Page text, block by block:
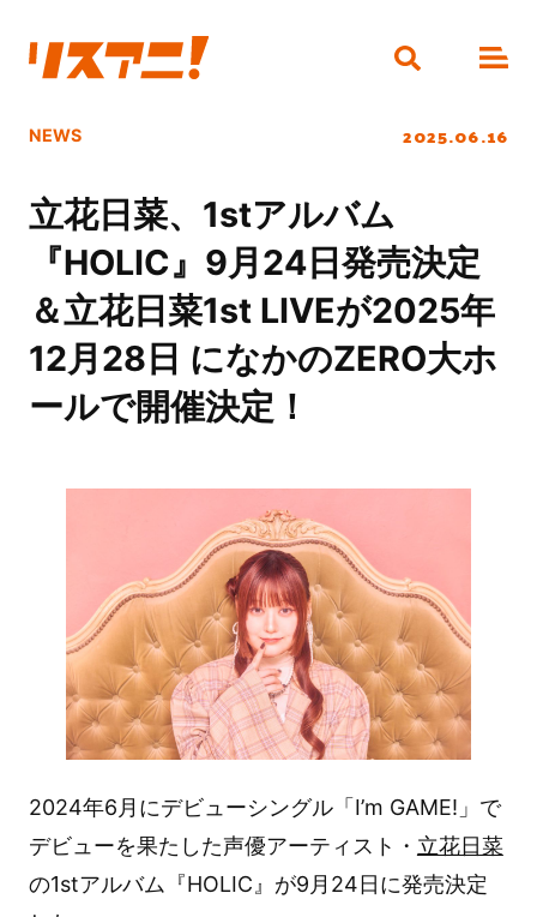
NEWS 2025.06.16
立花日菜、1stアルバム
『HOLIC』9月24日発売決定
＆立花日菜1st LIVEが2025年
12月28日 になかのZERO大ホ
ールで開催決定！
2024年6月にデビューシングル「I’m GAME!」で
デビューを果たした声優アーティスト・ 立花日菜
の1stアルバム『HOLIC』が9月24日に発売決定